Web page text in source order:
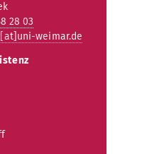
28 03
weimar.de